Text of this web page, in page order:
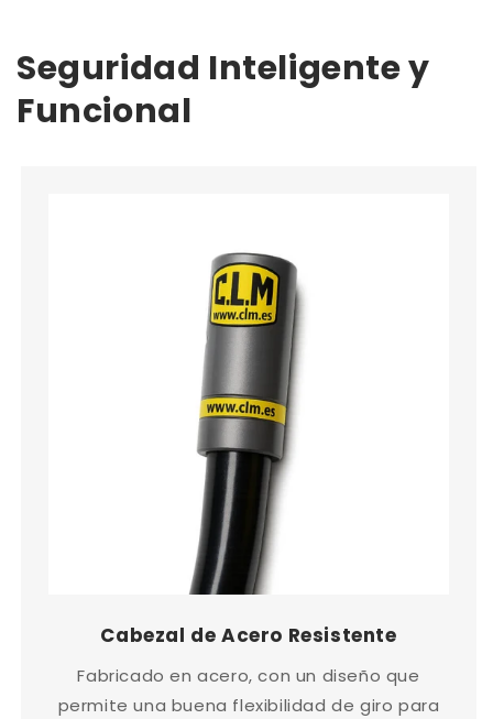
Seguridad Inteligente y
Funcional
Cabezal de Acero Resistente
Fabricado en acero, con un diseño que
permite una buena flexibilidad de giro para